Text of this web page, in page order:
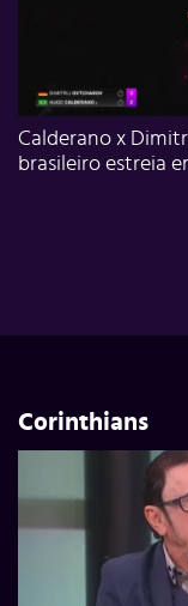
Calderano x
brasileiro estreia
Corinthians